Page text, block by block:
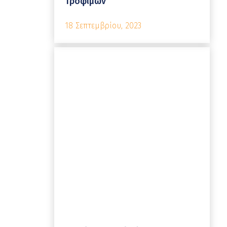
18 Σεπτεμβρίου, 2023